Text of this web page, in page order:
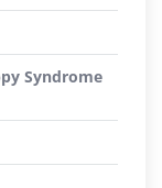
Syndrome